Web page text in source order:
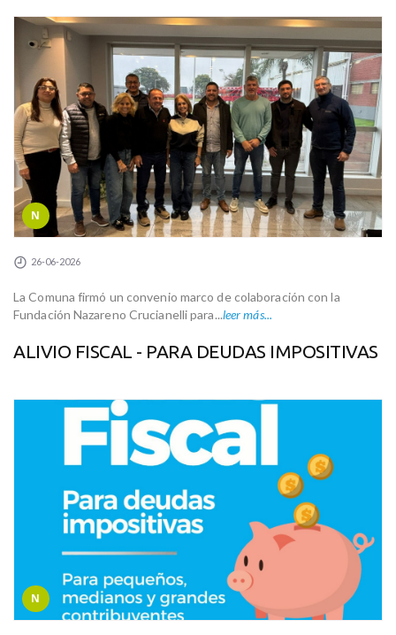
N
26-06-2026
La Comuna firmó un convenio marco de colaboración con la
Fundación Nazareno Crucianelli para...leer más...
ALIVIO FISCAL - PARA DEUDAS IMPOSITIVAS
N